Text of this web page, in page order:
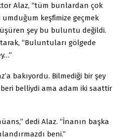
Alaz, “tüm bunlardan çok
keşfimize geçmek
şey bu buluntu değildi.
“Buluntuları gölgede
bakıyordu. Bilmediği bir şey
belliydi ama adam iki saattir
dedi Alaz. “İnanın başka
beni.”